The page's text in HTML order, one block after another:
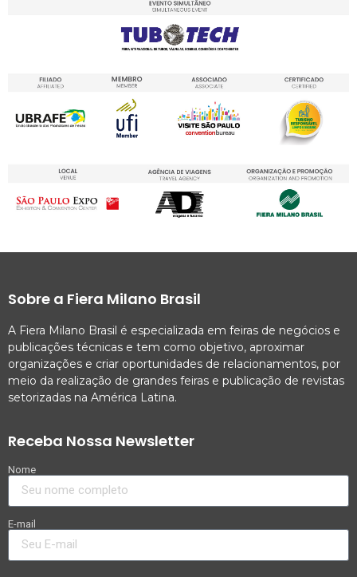
Sobre a Fiera Milano Brasil
A Fiera Milano Brasil é especializada em feiras de negócios e
publicações técnicas e tem como objetivo, aproximar
organizações e criar oportunidades de relacionamentos, por
meio da realização de grandes feiras e publicação de revistas
setorizadas na América Latina.
Receba Nossa Newsletter
Nome
E-mail